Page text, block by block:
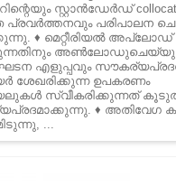
സ്റ്റാൻഡേർഡ്
പരിപാലന
♦ മെറ്റീരിയൽ അപ്‌ലോഡ്
എളുപ്പവും
ശേഖരിക്കുന്ന ഉപകരണം
സ്വീകരിക്കുന്നത്
♦ അതിവേഗ
...